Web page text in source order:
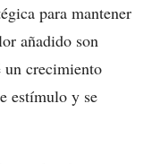
para mantener
añadido son
un crecimiento
estímulo y se